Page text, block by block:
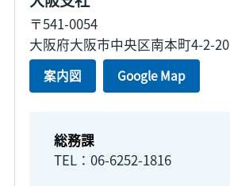
〒541-0054
大阪府大阪市中央区南本町4-2-20
案内図 Google Map
総務課
TEL：06-6252-1816